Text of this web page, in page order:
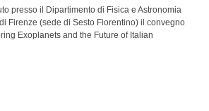
presso il Dipartimento di Fisica e Astronomia
Firenze (sede di Sesto Fiorentino) il convegno
Exoplanets and the Future of Italian